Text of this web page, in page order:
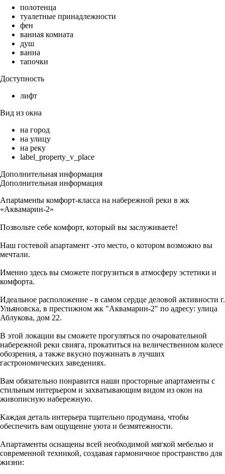
полотенца
туалетные принадлежности
фен
ванная комната
душ
ванна
тапочки
Доступность
лифт
Вид из окна
на город
на улицу
на реку
label_property_v_place
Дополнительная информация
Дополнительная информация
Aпaptаменtы комфорт-класса на набережной реки в жк
«Аквамарин-2»
Позвольте себе комфорт, который вы заслуживаете!
Наш гостевой апартамент -это место, о котором возможно вы
мечтали.
Именно здесь вы сможете погрузиться в атмосферу эстетики и
комфорта.
Идеальное расположение - в самом сердце деловой активности г.
Ульяновска, в престижном жк "Аквамарин-2" по адресу: улица
Аблукова, дом 22.
В этой локации вы сможете прогуляться по очаровательной
набережной реки свияга, прокатиться на величественном колесе
обозрения, а также вкусно поужинать в лучших
гастрономических заведениях.
Вам обязательно понравится наши просторные апартаменты с
стильным интерьером и захватывающим видом из окон на
живописную набережную.
Каждая деталь интерьера тщательно продумана, чтобы
обеспечить вам ощущение уюта и безмятежности.
Апартаменты оснащены всей необходимой мягкой мебелью и
современной техникой, создавая гармоничное пространство для
жизни: